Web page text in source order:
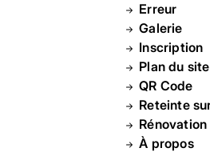
Erreur
Galerie
Inscription
Plan du site
QR Code
Reteinte
À propos